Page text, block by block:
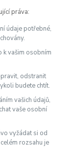
práva:
údaje potřebné,
k vašim osobním
odstranit
budete chtít.
vašich údajů,
vaše osobní
vyžádat si od
rozsahu je